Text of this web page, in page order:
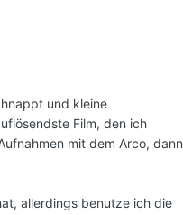
und kleine
Film, den ich
mit dem Arco, dann
allerdings benutze ich die